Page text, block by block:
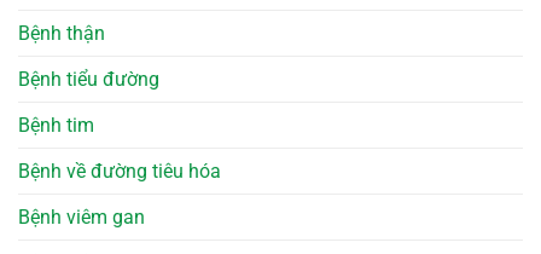
Bệnh thận
Bệnh tiểu đường
Bệnh tim
Bệnh về đường tiêu hóa
Bệnh viêm gan